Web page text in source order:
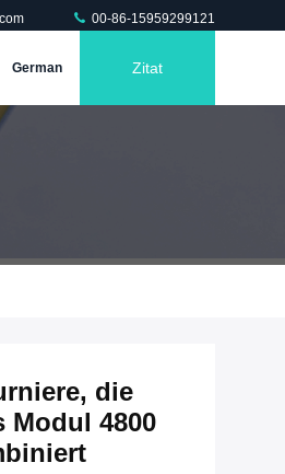
00-86-15959299121
German Zitat
die
Modul 4800